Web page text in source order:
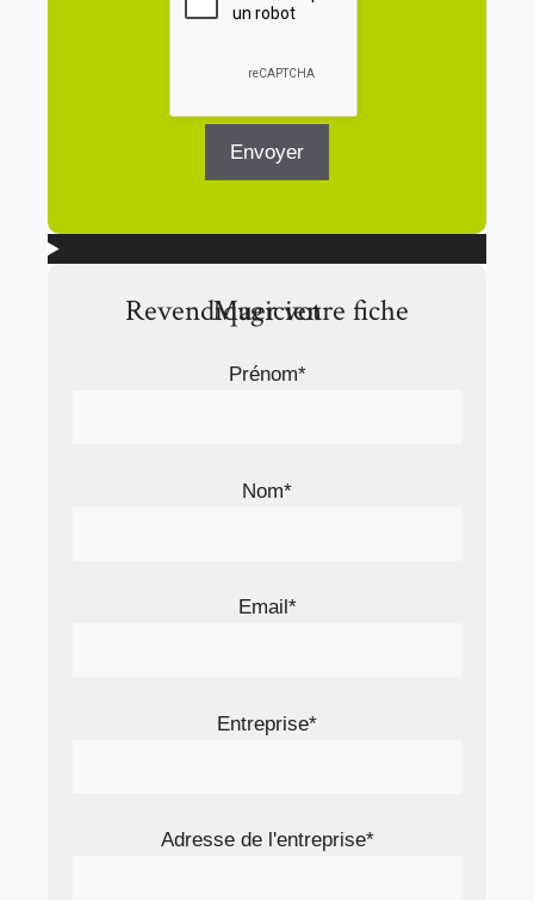
Revendiquer votre fiche Magicien
Prénom*
Nom*
Email*
Entreprise*
Adresse de l'entreprise*